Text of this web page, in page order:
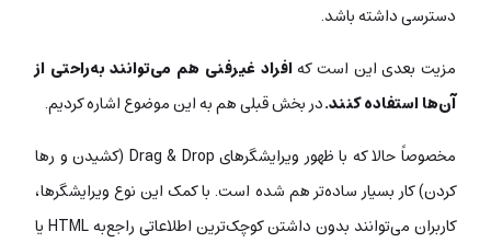
دسترسی داشته باشد.
مزیت بعدی این است کهافراد غیرفنی هم می‌توانند به‌راحتی از
آن‌ها استفاده کنند.در بخش قبلی هم به این موضوع اشاره کردیم.
مخصوصاً حالا که با ظهور ویرایشگرهای Drag & Drop (کشیدن و رها
کردن) کار بسیار ساده‌تر هم شده است. با کمک این نوع ویرایشگرها،
کاربران می‌توانند بدون داشتن کوچک‌ترین اطلاعاتی راجع‌به HTML یا